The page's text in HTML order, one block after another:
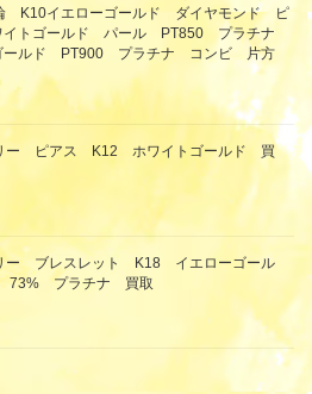
K10イエローゴールド ダイヤモンド ピ
トゴールド パール PT850 プラチナ
ールド PT900 プラチナ コンビ 片方
ー ピアス K12 ホワイトゴールド 買
ー ブレスレット K18 イエローゴール
プラチナ 買取